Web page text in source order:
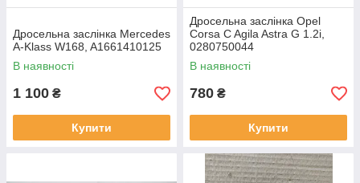
Дросельна заслінка Mercedes
A-Klass W168, A1661410125
В наявності
1 100 ₴
Купити
Дросельна заслінка Opel
Corsa C Agila Astra G 1.2i,
0280750044
В наявності
780 ₴
Купити